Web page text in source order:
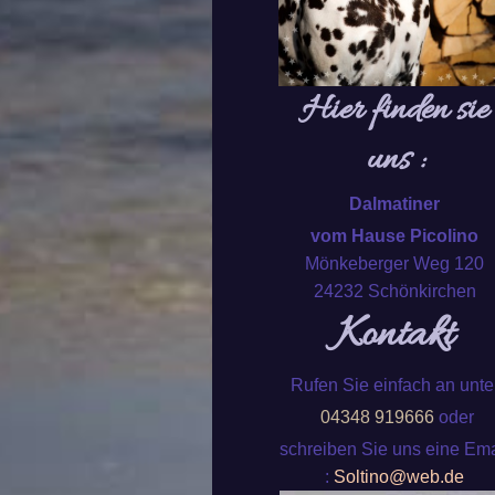
Hier finden sie
uns :
Dalmatiner
vom Hause Picolino
Mönkeberger Weg 120
24232 Schönkirchen
Kontakt
Rufen Sie einfach an
04348 919666oder
schreiben Sie uns eine
: Soltino@web.de